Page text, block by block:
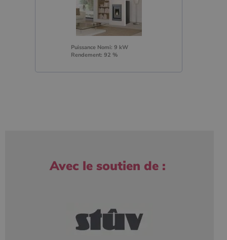
Puissance Nomi: 9 kW
Rendement: 92 %
Avec le soutien de :